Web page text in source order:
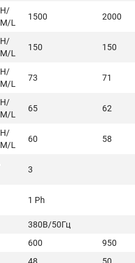
Н/
М/L
1500 2000
Н/
М/L
150 150
Н/
М/L
73 71
Н/
М/L
65 62
Н/
М/L
60 58
3
1 Ph
380В/50Гц
600
950